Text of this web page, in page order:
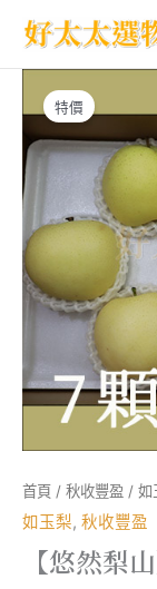
內
特價
首頁 / 秋收豐盈 / 如
如玉梨, 秋收豐盈
【悠然梨